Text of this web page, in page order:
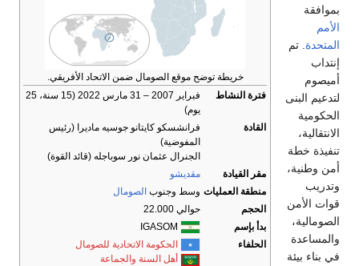
خريطة توضح موقع الصومال ضمن الاتحاد الأفريقي.
فترة النشاط
فبراير 2007 – 31 مارس 2022 (15 سنة، 25
يوم)
القادة
فرانشسكو كايتانو جوسيه ماديرا (رئيس
المفوضية)
الجنرال عثمان نور سوباجله (قائد القوة)
مقر القيادة
مقديشو
منطقة العمليات وسط وجنوب الصومال
الحجم
حوالي 22.000
بدأ بإسم
الحلفاء
الحكومة الاتحادية للصومال
أهل السنة والجماعة
بموافقة
الأمم
المتحدة . تم
إنتداب
أميصوم
لتدعيم البنى
الحكومية
الانتقالية،
تنفيذة خطة
أمن وطنية،
وتدريب
قوات الأمن
الصومالية،
والمساعدة
في بناء بيئة